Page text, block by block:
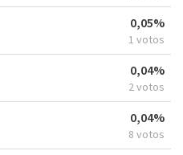
0,05%
1 votos
0,04%
2 votos
0,04%
8 votos